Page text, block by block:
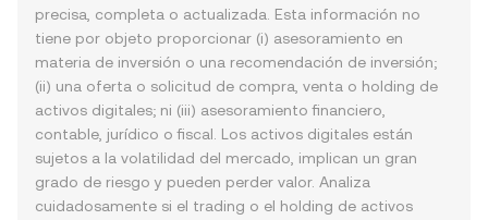
precisa, completa o actualizada. Esta información no
tiene por objeto proporcionar (i) asesoramiento en
materia de inversión o una recomendación de inversión;
(ii) una oferta o solicitud de compra, venta o holding de
activos digitales; ni (iii) asesoramiento financiero,
contable, jurídico o fiscal. Los activos digitales están
sujetos a la volatilidad del mercado, implican un gran
grado de riesgo y pueden perder valor. Analiza
cuidadosamente si el trading o el holding de activos